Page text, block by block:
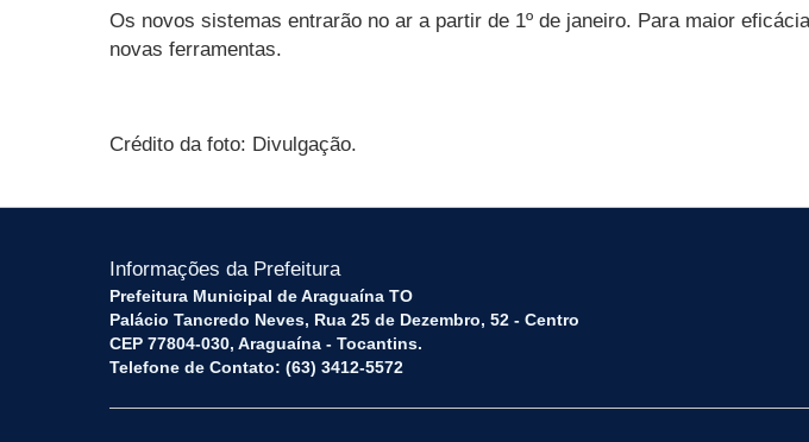
Os novos sistemas entrarão no ar a partir de 1º de janeiro. Para maior
novas ferramentas.
Crédito da foto: Divulgação.
Informações da Prefeitura
Prefeitura Municipal de Araguaína TO
Palácio Tancredo Neves, Rua 25 de Dezembro, 52 - Centro
CEP 77804-030, Araguaína - Tocantins.
Telefone de Contato: (63) 3412-5572